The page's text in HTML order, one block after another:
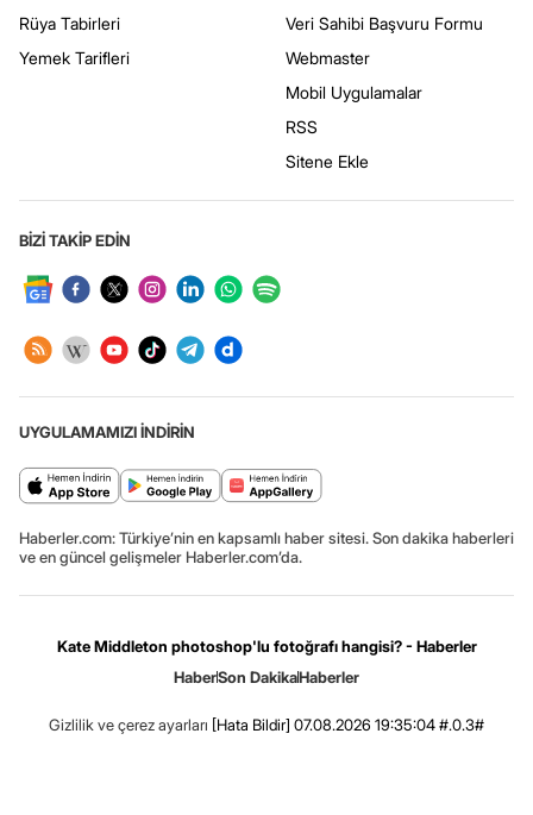
Rüya Tabirleri
Yemek Tarifleri
Veri Sahibi Başvuru Formu
Webmaster
Mobil Uygulamalar
RSS
Sitene Ekle
BİZİ TAKİP EDİN
UYGULAMAMIZI İNDİRİN
Haberler.com: Türkiye’nin en kapsamlı haber sitesi. Son dakika haberleri
ve en güncel gelişmeler Haberler.com’da.
Kate Middleton photoshop'lu fotoğrafı hangisi? - Haberler
HaberSon DakikaHaberler
Gizlilik ve çerez ayarları [Hata Bildir] 07.08.2026 19:35:04 #.0.3#